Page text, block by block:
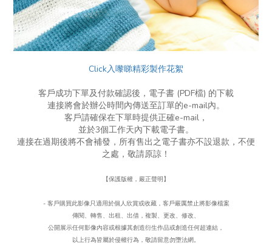
Click入嚟睇精彩製作花絮
客戶成功下單及付款確認後，電子書 (PDF檔) 的下載
連接將會於辦公時間內傳送至訂單的e-mail內。
客戶請確保在下單時提供正確e-mail，
並於3個工作天內下載電子書。
連接在過期後將不會補發，所有售出之電子書亦不設退款，不便
之處，敬請原諒！
【保護版權，嚴正聲明】
- 客戶購買此影像只適用於個人欣賞或收藏，客戶嚴厲禁止將影像檔案
傳閱、轉售、出租、出借，複製、更改、 修改、
公開展示任何影像內容或根據其創造衍生作品或創造任何超連結，
以上行為皆屬於侵權行為， 敬請留意勿墮法網。